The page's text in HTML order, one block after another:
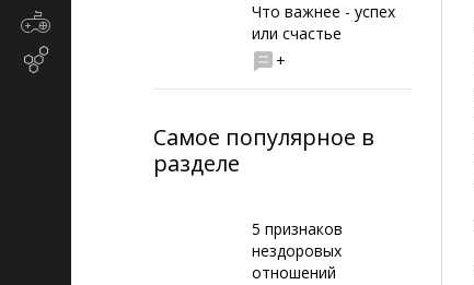
Что важнее - успех
или счастье
+
Самое популярное в
разделе
5 признаков
нездоровых
отношений